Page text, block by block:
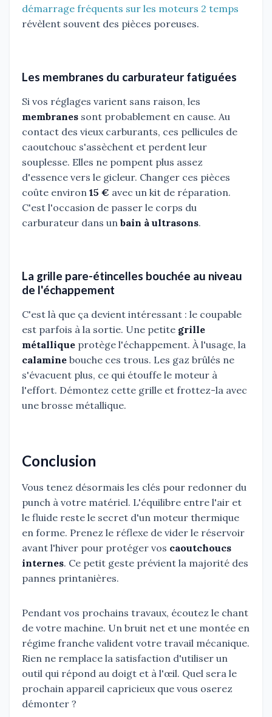
démarrage fréquents sur les moteurs 2 temps
révèlent souvent des pièces poreuses.
Les membranes du carburateur fatiguées
Si vos réglages varient sans raison, les
membranes sont probablement en cause. Au
contact des vieux carburants, ces pellicules de
caoutchouc s'assèchent et perdent leur
souplesse. Elles ne pompent plus assez
d'essence vers le gicleur. Changer ces pièces
coûte environ 15 € avec un kit de réparation.
C'est l'occasion de passer le corps du
carburateur dans un bain à ultrasons.
La grille pare-étincelles bouchée au niveau
de l'échappement
C'est là que ça devient intéressant : le coupable
est parfois à la sortie. Une petite grille
métallique protège l'échappement. À l'usage, la
calamine bouche ces trous. Les gaz brûlés ne
s'évacuent plus, ce qui étouffe le moteur à
l'effort. Démontez cette grille et frottez-la avec
une brosse métallique.
Conclusion
Vous tenez désormais les clés pour redonner du
punch à votre matériel. L'équilibre entre l'air et
le fluide reste le secret d'un moteur thermique
en forme. Prenez le réflexe de vider le réservoir
avant l'hiver pour protéger vos caoutchoucs
internes. Ce petit geste prévient la majorité des
pannes printanières.
Pendant vos prochains travaux, écoutez le chant
de votre machine. Un bruit net et une montée en
régime franche valident votre travail mécanique.
Rien ne remplace la satisfaction d'utiliser un
outil qui répond au doigt et à l'œil. Quel sera le
prochain appareil capricieux que vous oserez
démonter ?